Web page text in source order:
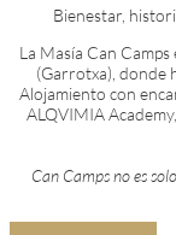
Bienestar,
La Masía Can
(Garrotxa), donde
Alojamiento con
ALQVIMIA
Can Camps no es